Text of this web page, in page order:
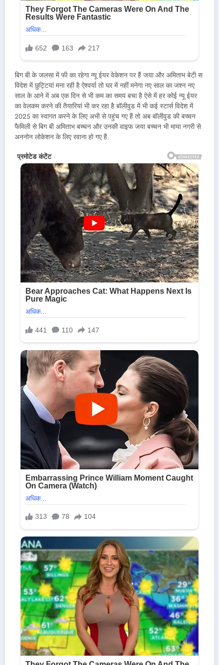
बिग बी के जलसा में फी का रहेगा न्यू ईयर वेकेशन पर हैं जया और अमिताभ बेटी स
विदेश में छुट्टियां मना रही है ऐश्वर्या तो घर में नहीं मनेगा नए साल का जश्न नए
साल के आने में अब एक दिन से भी कम का समय बचा है ऐसे में हर कोई न्यू ईयर
का वेलकम करने की तैयारियां भी कर रहा है बॉलीवुड में भी कई स्टार्स विदेश में
2025 का स्वागत करने के लिए अभी से पहुंच गए हैं तो अब बॉलीवुड की बच्चन
फैमिली से बिग बी अमिताभ बच्चन और उनकी वाइफ जया बच्चन भी माया नगरी से
अननोन लोकेशन के लिए रवाना हो गए हैं.